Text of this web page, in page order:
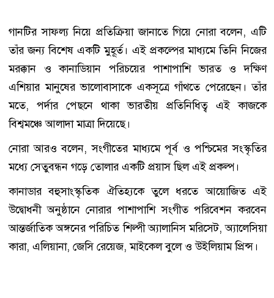
গানটির সাফল্য নিয়ে প্রতিক্রিয়া জানাতে গিয়ে নোরা বলেন, এটি
তাঁর জন্য বিশেষ একটি মুহূর্ত। এই প্রকল্পের মাধ্যমে তিনি নিজের
মরক্কান ও কানাডিয়ান পরিচয়ের পাশাপাশি ভারত ও দক্ষিণ
এশিয়ার মানুষের ভালোবাসাকে একসূত্রে গাঁথতে পেরেছেন। তাঁর
মতে, পর্দার পেছনে থাকা ভারতীয় প্রতিনিধিত্ব এই কাজকে
বিশ্বমঞ্চে আলাদা মাত্রা দিয়েছে।
নোরা আরও বলেন, সংগীতের মাধ্যমে পূর্ব ও পশ্চিমের সংস্কৃতির
মধ্যে সেতুবন্ধন গড়ে তোলার একটি প্রয়াস ছিল এই প্রকল্প।
কানাডার বহুসাংস্কৃতিক ঐতিহ্যকে তুলে ধরতে আয়োজিত এই
উদ্বোধনী অনুষ্ঠানে নোরার পাশাপাশি সংগীত পরিবেশন করবেন
আন্তর্জাতিক অঙ্গনের পরিচিত শিল্পী অ্যালানিস মরিসেট, অ্যালেসিয়া
কারা, এলিয়ানা, জেসি রেয়েজ, মাইকেল বুলে ও উইলিয়াম প্রিন্স।